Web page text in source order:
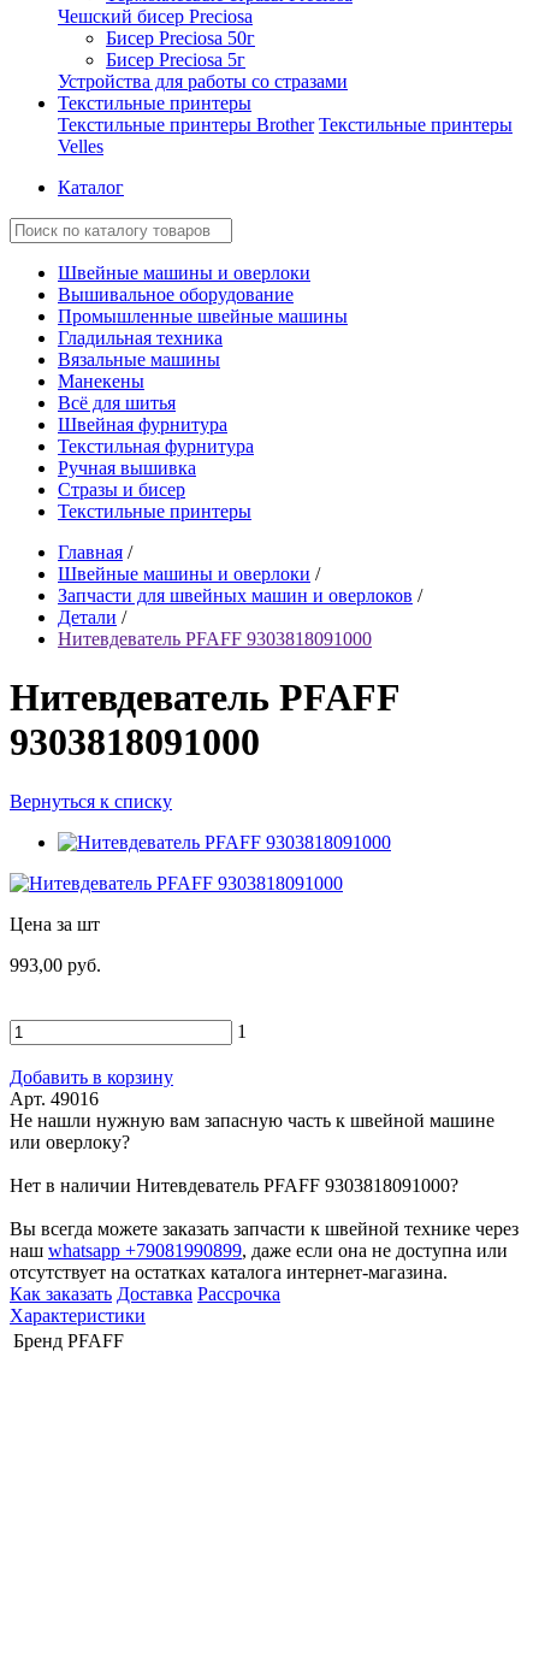
Чешский бисер Preciosa
Бисер Preciosa 50г
Бисер Preciosa 5г
Устройства для работы со стразами
Текстильные принтеры
Текстильные принтеры Brother Текстильные принтеры
Velles
Каталог
Швейные машины и оверлоки
Вышивальное оборудование
Промышленные швейные машины
Гладильная техника
Вязальные машины
Манекены
Всё для шитья
Швейная фурнитура
Текстильная фурнитура
Ручная вышивка
Стразы и бисер
Текстильные принтеры
Главная /
Швейные машины и оверлоки /
Запчасти для швейных машин и оверлоков /
Детали /
Нитевдеватель PFAFF 9303818091000
Нитевдеватель PFAFF
9303818091000
Вернуться к списку
Цена за шт
993,00 руб.
1
Добавить в корзину
Арт. 49016
Не нашли нужную вам запасную часть к швейной машине
или оверлоку?
Нет в наличии Нитевдеватель PFAFF 9303818091000?
Вы всегда можете заказать запчасти к швейной технике через
наш whatsapp +79081990899, даже если она не доступна или
отсутствует на остатках каталога интернет-магазина.
Как заказать Доставка Рассрочка
Характеристики
Бренд PFAFF